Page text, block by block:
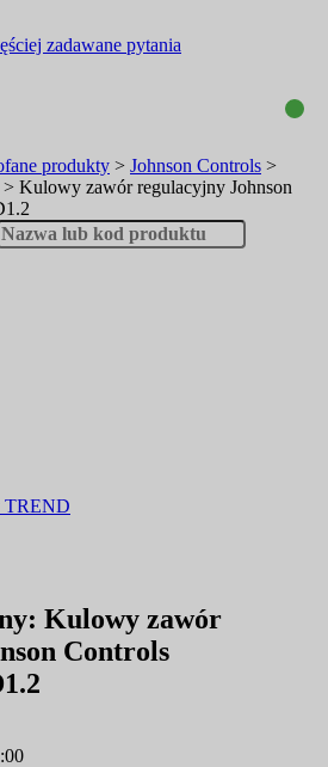
zadawane pytania
produkty > Johnson Controls >
> Kulowy zawór regulacyjny Johnson
TREND
Kulowy zawór
Controls